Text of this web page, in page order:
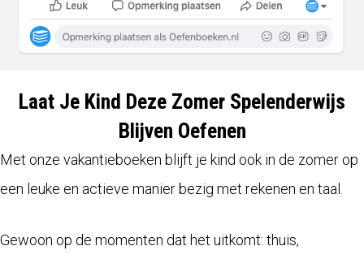
Laat Je Kind Deze Zomer Spelenderwijs
Blijven Oefenen
Met onze vakantieboeken blijft je kind ook in de zomer op
een leuke en actieve manier bezig met rekenen en taal.
Gewoon op de momenten dat het uitkomt: thuis,